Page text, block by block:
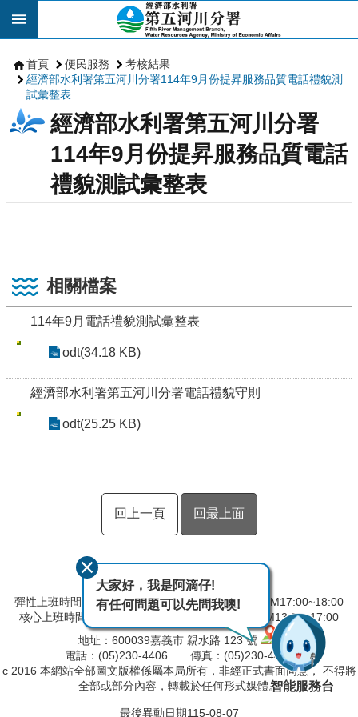
跳到主要內容區塊
首頁 便民服務
考核結果
經濟部水利署第五河川分署114年9月份提昇服務品質電話禮貌測
試彙整表
經濟部水利署第五河川分署
114年9月份提昇服務品質電話
禮貌測試彙整表
相關檔案
114年9月電話禮貌測試彙整表
odt(34.18 KB)
經濟部水利署第五河川分署電話禮貌守則
odt(25.25 KB)
回上一頁 回最上面
彈性上班時間：AM08:00~09:00 彈性下班時間：PM17:00~18:00
核心上班時間：星期一 ~ 星期五 AM9:00~12:30 PM13:30~17:00
地址：600039嘉義市 親水路 123 號
電話：(05)230-4406 傳真：(05)230-4421
c 2016 本網站全部圖文版權係屬本局所有，非經正式書面同意， 不得將
全部或部分內容，轉載於任何形式媒體。
最後異動日期115-08-07
大家好，我是阿滴仔!
有任何問題可以先問我噢!
智能服務台